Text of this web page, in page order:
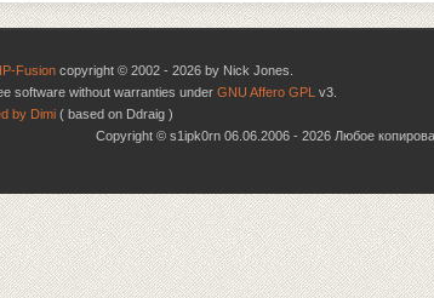
Fusion copyright © 2002 - 2026 by Nick Jones.
software without warranties under GNU Affero GPL v3.
by Dimi ( based on Ddraig )
Copyright © s1ipk0rn 06.06.2006 - 2026 Любое